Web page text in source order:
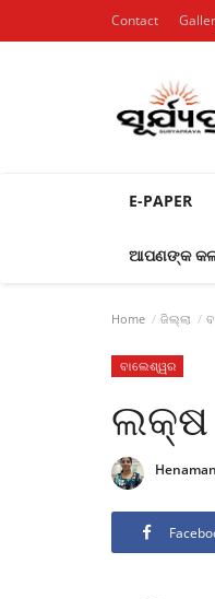
Contact
E-PAPER
ଆପଣଙ୍କ
Home ଜିଲ୍ଲା
ବାଲେଶ୍ୱର
ଲକ୍ଷ